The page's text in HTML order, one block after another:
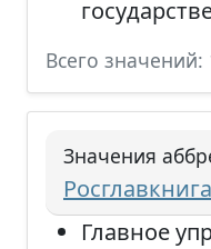
Всего значений:
Значения
Росглавкнига
Главное